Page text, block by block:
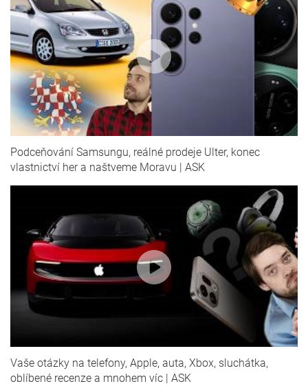
Podceňování Samsungu, reálné prodeje Ulter, konec
vlastnictví her a naštveme Moravu | ASK
Vaše otázky na telefony, Apple, auta, Xbox, sluchátka,
oblíbené recenze a mnohem víc | ASK